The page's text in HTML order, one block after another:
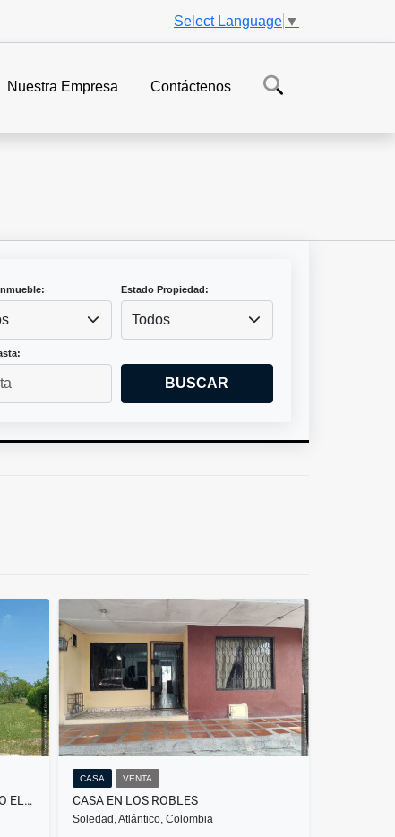
Select Language ▼
Nuestra Empresa Contáctenos
Estado Propiedad:
Todos
BUSCAR
LOTE EN VENTA EN EL CONJUNTO EL POBLADO DE SANTO TOMAS
CASA VENTA
CASA EN LOS ROBLES
Soledad, Atlántico, Colombia